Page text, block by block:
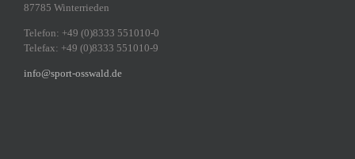
87785 Winterrieden
Telefon: +49 (0)8333 551010-0
Telefax: +49 (0)8333 551010-9
info@sport-osswald.de